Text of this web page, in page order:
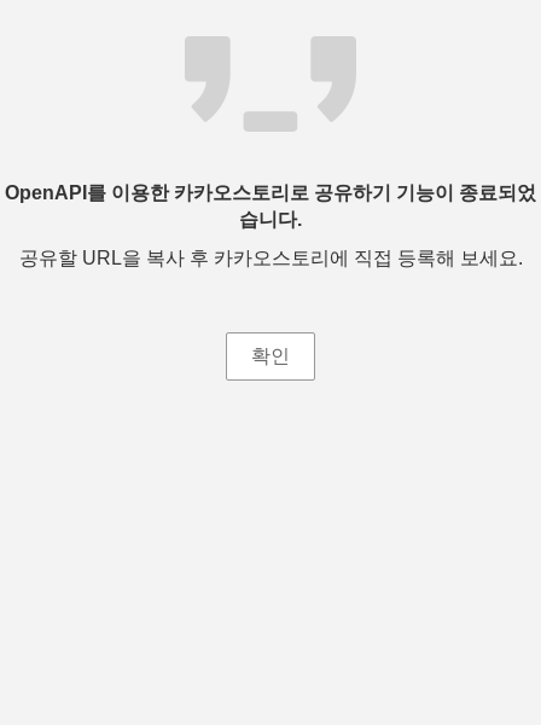
OpenAPI를 이용한 카카오스토리로 공유하기 기능이 종료되었
습니다.
공유할 URL을 복사 후 카카오스토리에 직접 등록해 보세요.
확인